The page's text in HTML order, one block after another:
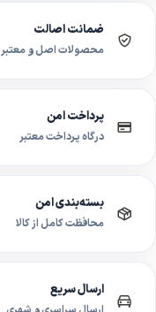
ضمانت اصالت
محصولات اصل و معتبر
پرداخت امن
درگاه پرداخت معتبر
بسته‌بندی امن
محافظت کامل از کالا
ارسال سریع